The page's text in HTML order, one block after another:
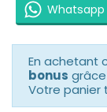
Whatsapp
En achetant
bonus
Votre panier